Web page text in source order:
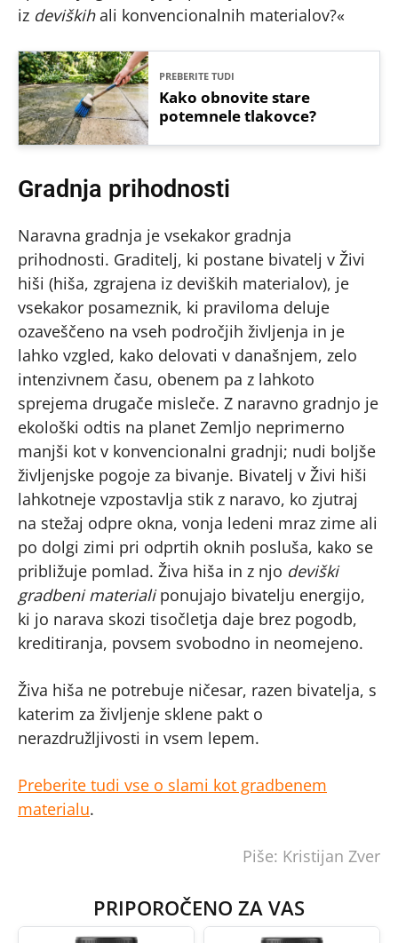
iz deviškihali konvencionalnih materialov?«
PREBERITE TUDI
Kako obnovite stare
potemnele tlakovce?
Gradnja prihodnosti
Naravna gradnja je vsekakor gradnja
prihodnosti. Graditelj, ki postane bivatelj v Živi
hiši (hiša, zgrajena iz deviških materialov), je
vsekakor posameznik, ki praviloma deluje
ozaveščeno na vseh področjih življenja in je
lahko vzgled, kako delovati v današnjem, zelo
intenzivnem času, obenem pa z lahkoto
sprejema drugače misleče. Z naravno gradnjo je
ekološki odtis na planet Zemljo neprimerno
manjši kot v konvencionalni gradnji; nudi boljše
življenjske pogoje za bivanje. Bivatelj v Živi hiši
lahkotneje vzpostavlja stik z naravo, ko zjutraj
na stežaj odpre okna, vonja ledeni mraz zime ali
po dolgi zimi pri odprtih oknih posluša, kako se
približuje pomlad. Živa hiša in z njo deviški
gradbeni materialiponujajo bivatelju energijo,
ki jo narava skozi tisočletja daje brez pogodb,
kreditiranja, povsem svobodno in neomejeno.
Živa hiša ne potrebuje ničesar, razen bivatelja, s
katerim za življenje sklene pakt o
nerazdružljivosti in vsem lepem.
Preberite tudi vse o slami kot gradbenem
materialu.
Piše: Kristijan Zver
PRIPOROČENO ZA VAS